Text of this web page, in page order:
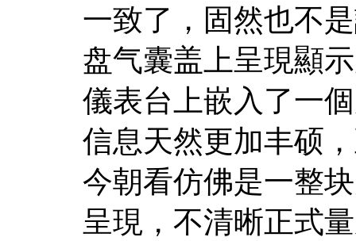
一致了，固然也不
盘气囊盖上呈現顯
儀表台上嵌入了一
信息天然更加丰硕
今朝看仿佛是一整
呈現，不清晰正式